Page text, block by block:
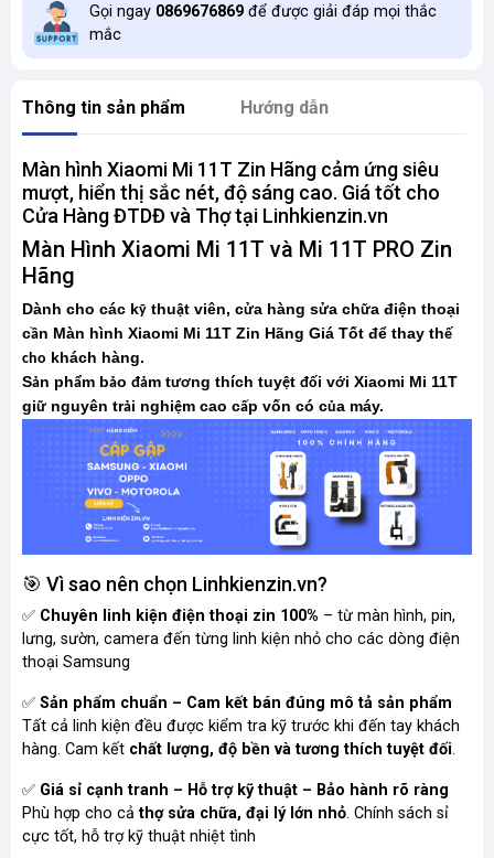
Gọi ngay 0869676869 để được giải đáp mọi thắc
mắc
Thông tin sản phẩm Hướng dẫn
Màn hình Xiaomi Mi 11T Zin Hãng cảm ứng siêu
mượt, hiển thị sắc nét, độ sáng cao. Giá tốt cho
Cửa Hàng ĐTDĐ và Thợ tại Linhkienzin.vn
Màn Hình Xiaomi Mi 11T và Mi 11T PRO Zin
Hãng
Dành cho các kỹ thuật viên, cửa hàng sửa chữa điện thoại
cần Màn hình Xiaomi Mi 11T Zin Hãng Giá Tốt để thay thế
cho khách hàng.
Sản phẩm bảo đảm tương thích tuyệt đối với Xiaomi Mi 11T
giữ nguyên trải nghiệm cao cấp vốn có của máy.
🎯 Vì sao nên chọn Linhkienzin.vn?
✅ Chuyên linh kiện điện thoại zin 100% – từ màn hình, pin,
lưng, sườn, camera đến từng linh kiện nhỏ cho các dòng điện
thoại Samsung
✅ Sản phẩm chuẩn – Cam kết bán đúng mô tả sản phẩm
Tất cả linh kiện đều được kiểm tra kỹ trước khi đến tay khách
hàng. Cam kết chất lượng, độ bền và tương thích tuyệt đối.
✅ Giá sỉ cạnh tranh – Hỗ trợ kỹ thuật – Bảo hành rõ ràng
Phù hợp cho cả thợ sửa chữa, đại lý lớn nhỏ. Chính sách sỉ
cực tốt, hỗ trợ kỹ thuật nhiệt tình